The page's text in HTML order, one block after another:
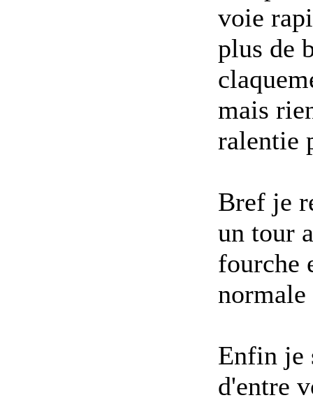
voie
plus de
mais
ralentie
Bref je
un tour
fourche
Enfin je
d'entre